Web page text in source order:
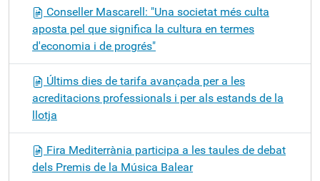
Conseller Mascarell: "Una societat més culta
aposta pel que significa la cultura en termes
d'economia i de progrés"
Últims dies de tarifa avançada per a les
acreditacions professionals i per als estands de la
llotja
Fira Mediterrània participa a les taules de debat
dels Premis de la Música Balear